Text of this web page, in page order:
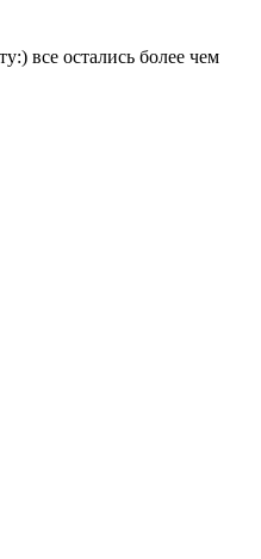
все остались более чем